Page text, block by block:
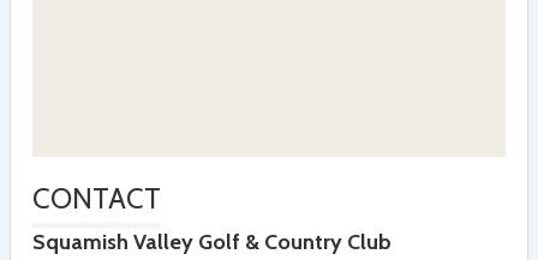
CONTACT
Squamish Valley Golf & Country Club